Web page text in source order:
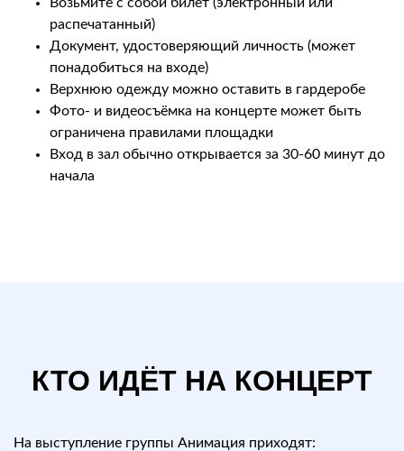
распечатанный)
Документ, удостоверяющий личность (может
понадобиться на входе)
Верхнюю одежду можно оставить в гардеробе
Фото- и видеосъёмка на концерте может быть
ограничена правилами площадки
Вход в зал обычно открывается за 30-60 минут до
начала
КТО ИДЁТ НА КОНЦЕРТ
На выступление группы Анимация приходят: